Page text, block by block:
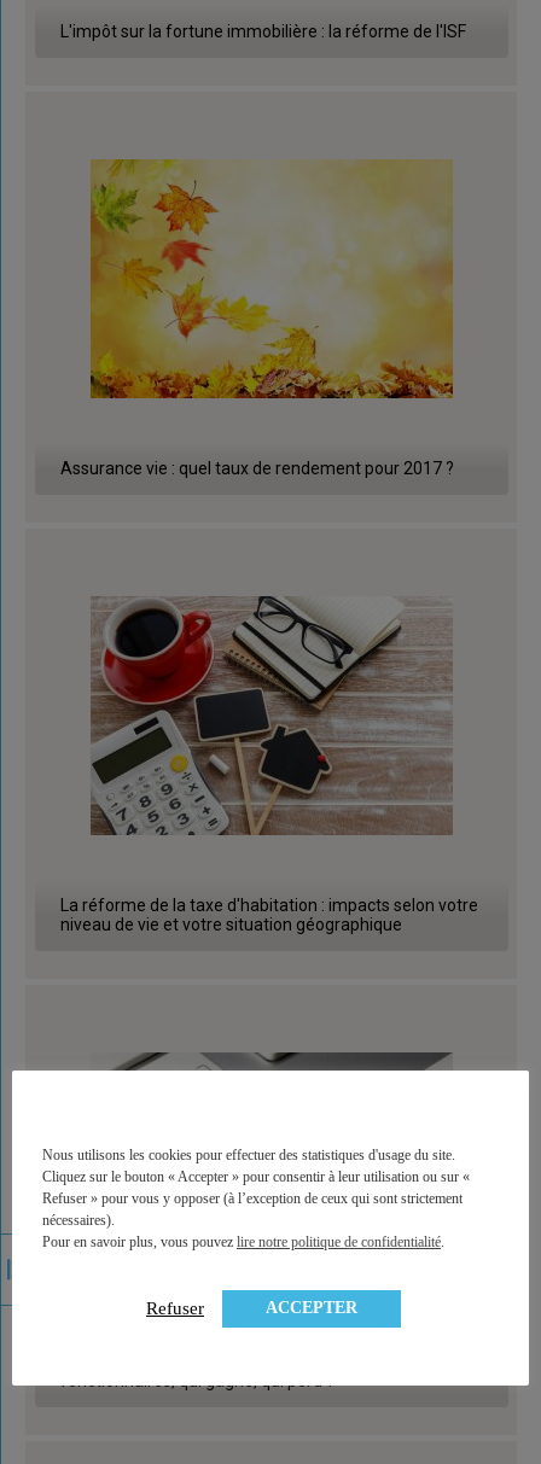
L'impôt sur la fortune immobilière : la réforme de l'ISF
Assurance vie : quel taux de rendement pour 2017 ?
La réforme de la taxe d'habitation : impacts selon votre
niveau de vie et votre situation géographique
Nous utilisons les cookies pour effectuer des statistiques d'usage du site.
Cliquez sur le bouton « Accepter » pour consentir à leur utilisation ou sur «
Refuser » pour vous y opposer (à l’exception de ceux qui sont strictement
nécessaires).
Pour en savoir plus, vous pouvez lire notre politique de confidentialité
Refuser ACCEPTER